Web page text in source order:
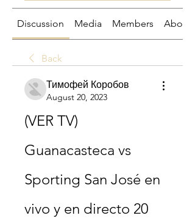
Discussion Media Members About
Back
Тимофей Коробов
August 20, 2023
(VER TV)
Guanacasteca vs
Sporting San José en
vivo y en directo 20